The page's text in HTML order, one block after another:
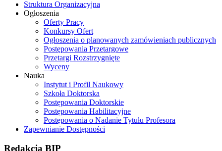
Struktura Organizacyjna
Ogłoszenia
Oferty Pracy
Konkursy Ofert
Ogłoszenia o planowanych zamówieniach publicznych
Postępowania Przetargowe
Przetargi Rozstrzygnięte
Wyceny
Nauka
Instytut i Profil Naukowy
Szkoła Doktorska
Postępowania Doktorskie
Postępowania Habilitacyjne
Postępowania o Nadanie Tytułu Profesora
Zapewnianie Dostępności
Redakcja BIP